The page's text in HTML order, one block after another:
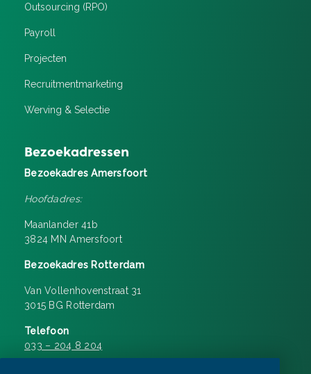
Outsourcing (RPO)
Payroll
Projecten
Recruitment­marketing
Werving & Selectie
Bezoekadressen
Bezoekadres Amersfoort
Hoofdadres:
Maanlander 41b
3824 MN Amersfoort
Bezoekadres Rotterdam
Van Vollenhovenstraat 31
3015 BG Rotterdam
Telefoon
033 – 204 8 204